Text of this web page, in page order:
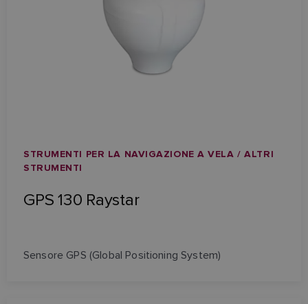
STRUMENTI PER LA NAVIGAZIONE A VELA / ALTRI
STRUMENTI
GPS 130 Raystar
Sensore GPS (Global Positioning System)